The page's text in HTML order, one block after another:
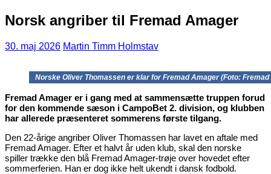
Norsk angriber til Fremad Amager
30. maj 2026 Martin Timm Holmstav
Norske Oliver Thomassen er klar for Fremad Amager (Foto:
Fremad Amager er i gang med at sammensætte truppen forud
for den kommende sæson i CampoBet 2. division, og klubben
har allerede præsenteret sommerens første tilgang.
Den 22-årige angriber Oliver Thomassen har lavet en aftale med
Fremad Amager. Efter et halvt år uden klub, skal den norske
spiller trække den blå Fremad Amager-trøje over hovedet efter
sommerferien. Han er dog ikke helt ukendt i dansk fodbold.